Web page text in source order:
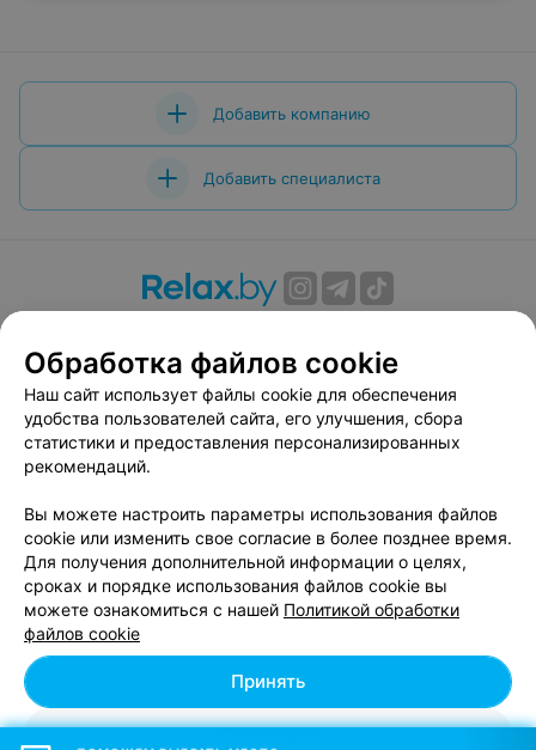
Добавить компанию
Добавить специалиста
Вакансии
Публичный договор
Способы оплаты
Публичный договор по использованию сервиса
«Афиша»
Пользовательское соглашение
Связаться по вопросам сотрудничества
Написать руководителю relax.by
Персональные настройки cookie
Обработка персональных данных
© 2026 ООО «Артокс Лаб», УНП 191700409, регистрирующий орган -
Минский горисполком| 220012, Республика Беларусь, г. Минск,
Обработка файлов cookie
Наш сайт использует файлы cookie для обеспечения
удобства пользователей сайта, его улучшения, сбора
статистики и предоставления персонализированных
рекомендаций.
Вы можете настроить параметры использования файлов
cookie или изменить свое согласие в более позднее время.
Для получения дополнительной информации о целях,
сроках и порядке использования файлов cookie вы
можете ознакомиться с нашей Политикой обработки
файлов cookie
Отклонить
Принять